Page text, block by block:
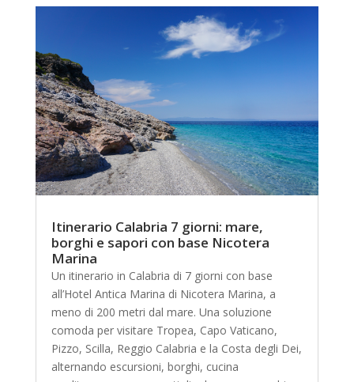
Itinerario Calabria 7 giorni: mare,
borghi e sapori con base Nicotera
Marina
Un itinerario in Calabria di 7 giorni con base
all’Hotel Antica Marina di Nicotera Marina, a
meno di 200 metri dal mare. Una soluzione
comoda per visitare Tropea, Capo Vaticano,
Pizzo, Scilla, Reggio Calabria e la Costa degli Dei,
alternando escursioni, borghi, cucina